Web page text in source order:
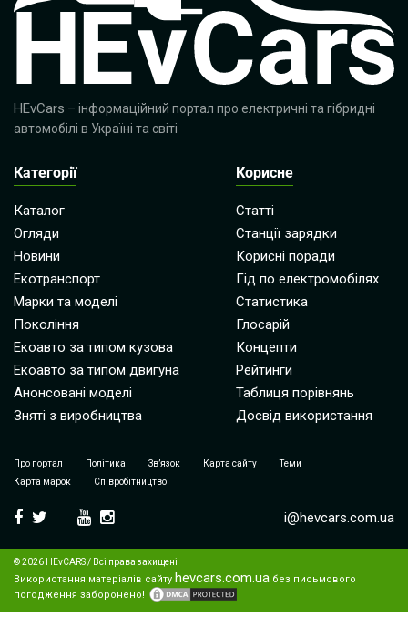
HEvCars – інформаційний портал про електричні та гібридні
автомобілі в Україні та світі
Категорії
Каталог
Огляди
Новини
Екотранспорт
Марки та моделі
Покоління
Екоавто за типом кузова
Екоавто за типом двигуна
Анонсовані моделі
Зняті з виробництва
Корисне
Статті
Станції зарядки
Корисні поради
Гід по електромобілях
Статистика
Глосарій
Концепти
Рейтинги
Таблиця порівнянь
Досвід використання
Про портал Політика Зв’язок Карта сайту
Теми
Карта марок
Співробітництво
i@hevcars.com.ua
© 2026 HEvCARS / Всі права захищені
Використання матеріалів сайту hevcars.com.ua без письмового
погодження заборонено!